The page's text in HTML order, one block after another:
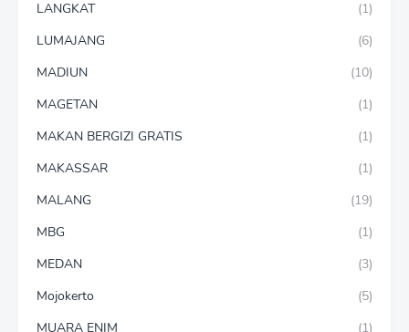
LANGKAT
(1)
LUMAJANG
(6)
MADIUN
(10)
MAGETAN
(1)
MAKAN BERGIZI GRATIS
(1)
MAKASSAR
(1)
MALANG
(19)
MBG
(1)
MEDAN
(3)
Mojokerto
(5)
MUARA ENIM
(1)